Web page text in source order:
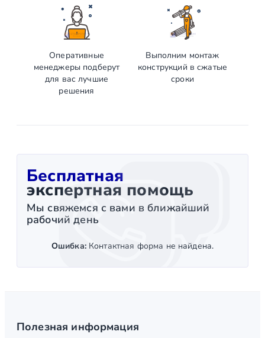
Оперативные
менеджеры подберут
для вас лучшие
решения
Выполним монтаж
конструкций в сжатые
сроки
Бесплатная
экспертная помощь
Мы свяжемся с вами в ближайший
рабочий день
Ошибка:Контактная форма не найдена.
Полезная информация